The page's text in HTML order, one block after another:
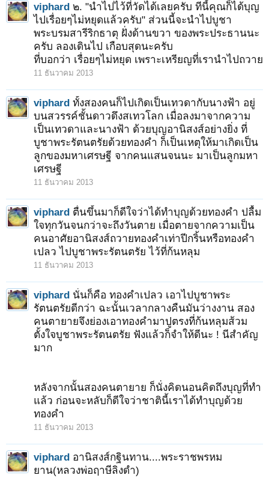
viphard ๒. "นำไปไว้ที่วัดได้เลยครับ ทีนี้คุณก็ได้บุญ
ไปเรื่อยๆไม่หยุดแล้วครับ" ส่วนนี้จะนำไปบูชา
พระบรมสารีริกธาตุ ฝั่งด้านขวา ของพระประธานนะ
ครับ ลองเดินไป เกือบสุดนะครับ
ที่บอกว่า เรื่อยๆไม่หยุด เพราะเหรียญที่เรานำไปถวาย
11 ธันวาคม 2013
viphard ทั้งสองคนก็ไปเกิดเป็นเทวดากับนางฟ้า อยู่
บนสวรรค์ชั้นดาวดึงสเทวโลก เมื่อลงมาจากความ
เป็นเทวดาและนางฟ้า ด้วยบุญอานิสงส์อย่างยิ่ง ที่
บูชาพระรัตนตรัยด้วยทองคำ ก็เป็นเหตุให้มาเกิดเป็น
ลูกของมหาเศรษฐี จากคนแสนจนนะ มาเป็นลูกมหา
เศรษฐี
11 ธันวาคม 2013
viphard ตื่นขึ้นมาก็ดีใจว่าได้ทำบุญด้วยทองคำ ปลื้ม
ใจทุกวันจนกว่าจะถึงวันตาย เมื่อตายจากความเป็น
คนอาศัยอานิสงส์ถวายทองคำเท่าปีกริ้นหรือทองคำ
เปลว ไปบูชาพระรัตนตรัย ไว้ที่ก้นหลุม
11 ธันวาคม 2013
viphard นั่นก็คือ ทองคำเปลว เอาไปบูชาพระ
รัตนตรัยดีกว่า ฉะนั้นเวลากลางคืนมันว่างงาน สอง
คนตายายจึงย่องเอาทองคำมาปูตรงที่ก้นหลุมส้วม
ตั้งใจบูชาพระรัตนตรัย ฟังแล้วก็จำให้ดีนะ ! นีสำคัญ
มาก
หลังจากนั้นสองคนตายาย ก็นั่งคิดนอนคิดถึงบุญที่ทำ
แล้ว ก่อนจะหลับก็ดีใจว่าชาตินี้เราได้ทำบุญด้วย
ทองคำ
11 ธันวาคม 2013
viphard อานิสงส์กฐินทาน....พระราชพรหม
ยาน(หลวงพ่อฤาษีลิงดำ)